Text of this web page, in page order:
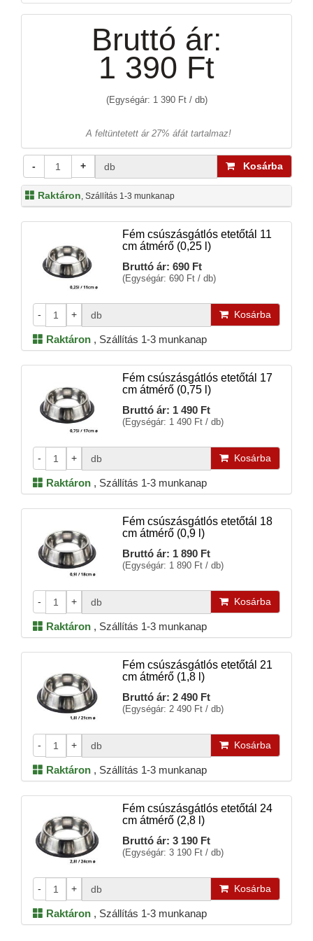
Bruttó ár:
1 390 Ft
(Egységár: 1 390 Ft / db)
A feltüntetett ár 27% áfát tartalmaz!
- + db Kosárba
Raktáron, Szállítás 1-3 munkanap
Fém csúszásgátlós etetőtál 11
cm átmérő (0,25 l)
Bruttó ár: 690 Ft
(Egységár: 690 Ft / db)
- + db Kosárba
Raktáron , Szállítás 1-3 munkanap
Fém csúszásgátlós etetőtál 17
cm átmérő (0,75 l)
Bruttó ár: 1 490 Ft
(Egységár: 1 490 Ft / db)
- + db Kosárba
Raktáron , Szállítás 1-3 munkanap
Fém csúszásgátlós etetőtál 18
cm átmérő (0,9 l)
Bruttó ár: 1 890 Ft
(Egységár: 1 890 Ft / db)
- + db Kosárba
Raktáron , Szállítás 1-3 munkanap
Fém csúszásgátlós etetőtál 21
cm átmérő (1,8 l)
Bruttó ár: 2 490 Ft
(Egységár: 2 490 Ft / db)
- + db Kosárba
Raktáron , Szállítás 1-3 munkanap
Fém csúszásgátlós etetőtál 24
cm átmérő (2,8 l)
Bruttó ár: 3 190 Ft
(Egységár: 3 190 Ft / db)
- + db Kosárba
Raktáron , Szállítás 1-3 munkanap